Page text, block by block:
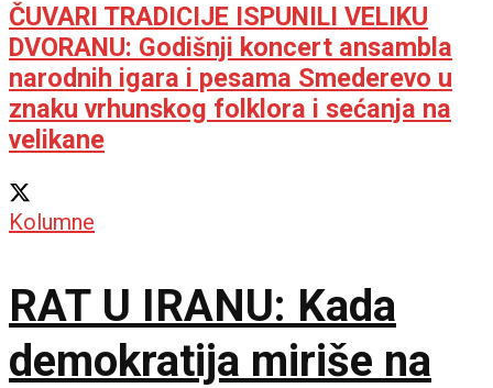
ČUVARI TRADICIJE ISPUNILI VELIKU
DVORANU: Godišnji koncert ansambla
narodnih igara i pesama Smederevo u
znaku vrhunskog folklora i sećanja na
velikane
Kolumne
RAT U IRANU: Kada
demokratija miriše na